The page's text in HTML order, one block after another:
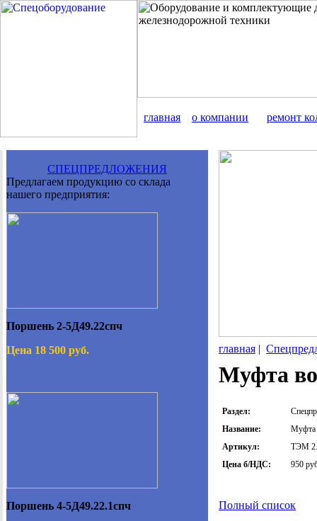
главная о компании ремонт
СПЕЦПРЕДЛОЖЕНИЯ
Предлагаем продукцию со склада
нашего предприятия:
Поршень 2-5Д49.22спч
Цена 18 500 руб.
Поршень 4-5Д49.22.1спч
главная |
Муфта
Раздел:
Название:
Муфта
Артикул:
ТЭМ
Цена б/НДС:
950
Полный список